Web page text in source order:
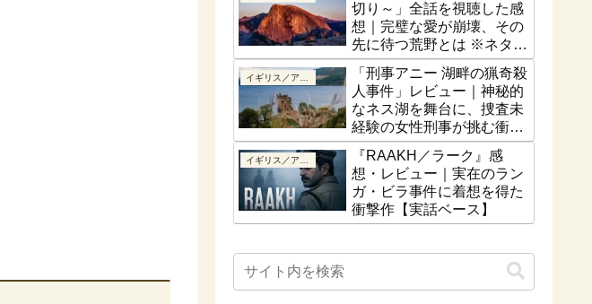
切り～」全話を視聴した感
想｜完璧な愛が崩壊、その
先に待つ荒野とは ※ネタバ
レなし
「刑事アニー 湖畔の猟奇殺
人事件」レビュー｜神秘的
なネス湖を舞台に、捜査未
経験の女性刑事が挑む衝撃
の猟奇殺人【ネタバレな
し】
『RAAKH／ラーク』感
想・レビュー｜実在のラン
ガ・ビラ事件に着想を得た
衝撃作【実話ベース】